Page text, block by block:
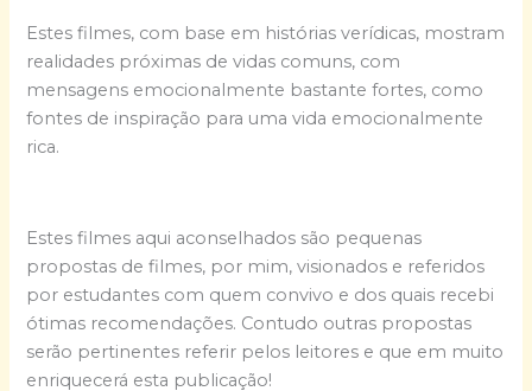
Estes filmes, com base em histórias verídicas, mostram
realidades próximas de vidas comuns, com
mensagens emocionalmente bastante fortes, como
fontes de inspiração para uma vida emocionalmente
rica.
Estes filmes aqui aconselhados são pequenas
propostas de filmes, por mim, visionados e referidos
por estudantes com quem convivo e dos quais recebi
ótimas recomendações. Contudo outras propostas
serão pertinentes referir pelos leitores e que em muito
enriquecerá esta publicação!